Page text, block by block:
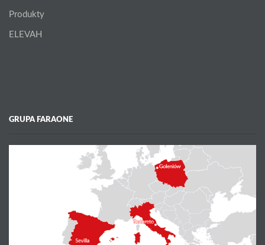
Produkty
ELEVAH
GRUPA FARAONE